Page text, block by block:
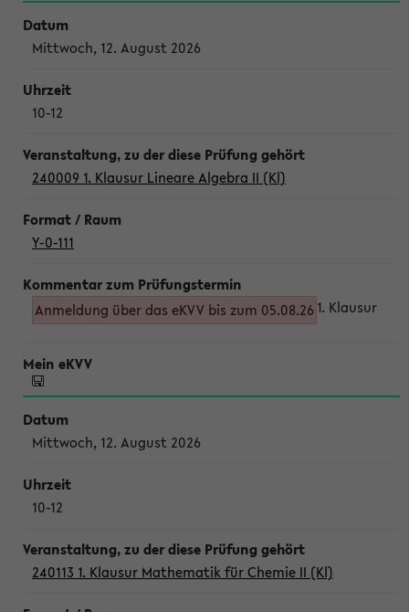
Mittwoch, 12. August 2026
10-12
240009 1. Klausur Lineare Algebra II (Kl)
Y-0-111
Anmeldung über das eKVV bis zum 05.08.26 1. Klausur
Mittwoch, 12. August 2026
10-12
240113 1. Klausur Mathematik für Chemie II (Kl)